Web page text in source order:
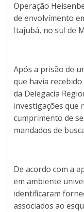
Operação
de envolvimento
Itajubá, no sul de
Após a prisão de
que havia
da Delegacia
investigações que
cumprimento de
mandados de
De acordo com a
em ambiente
identificaram
associados ao